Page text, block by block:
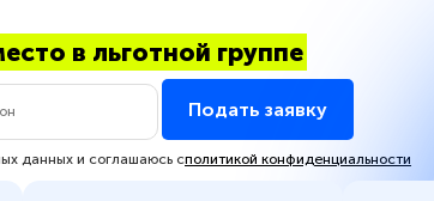
в льготной группе
Подать заявку
данных и соглашаюсь сполитикой конфиденциальности